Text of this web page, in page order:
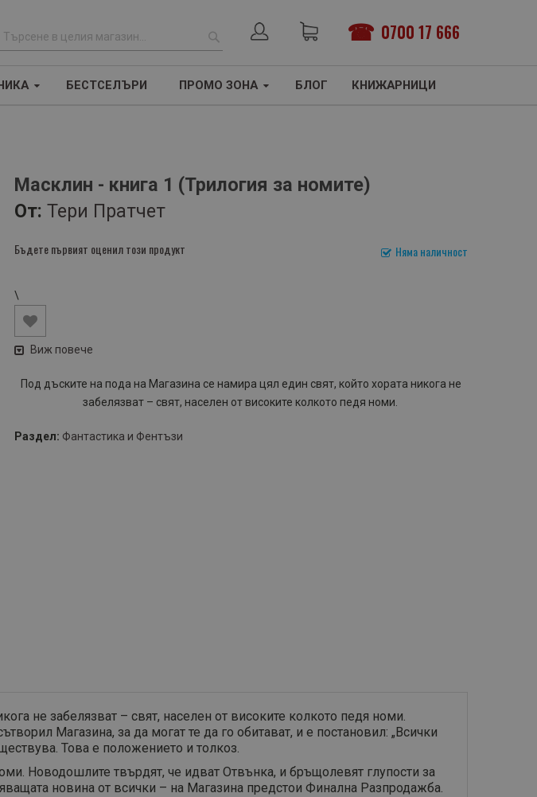
0700 17 666
ТЪРСЕНЕ
БЕСТСЕЛЪРИ ПРОМО ЗОНА БЛОГ КНИЖАРНИЦИ
Масклин - книга 1 (Трилогия за номите)
От: Тери Пратчет
Няма наличност
Бъдете първият оценил този продукт
\
Виж повече
Под дъските на пода на Магазина се намира цял един свят, който хората никога не
забелязват – свят, населен от високите колкото педя номи.
Раздел: Фантастика и Фентъзи
не забелязват – свят, населен от високите колкото педя номи.
Магазина, за да могат те да го обитават, и е постановил: „Всички
Това е положението и толкоз.
Новодошлите твърдят, че идват Отвънка, и бръщолевят глупости за
новина от всички – на Магазина предстои Финална Разпродажба.